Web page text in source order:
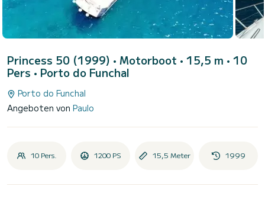
Princess 50 (1999) • Motorboot • 15,5 m • 10
Pers • Porto do Funchal
Porto do Funchal
Angeboten von Paulo
10 Pers. 1200 PS 15,5 Meter 1999